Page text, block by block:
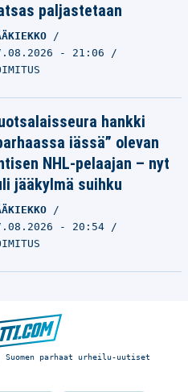
paljastetaan
- 21:06
hankki
iässä” olevan
NHL-pelaajan – nyt
jääkylmä suihku
- 20:54
parhaat urheilu-uutiset